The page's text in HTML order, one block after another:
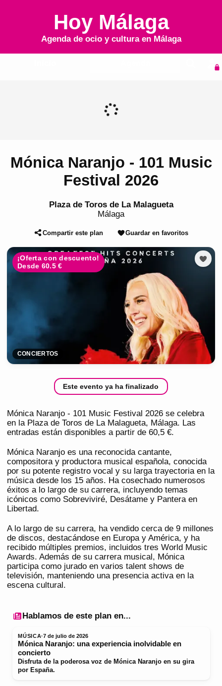
Hoy Málaga
Agenda de ocio y cultura en Málaga
Mónica Naranjo - 101 Music
Festival 2026
Plaza de Toros de La Malagueta
Málaga
Compartir este plan Guardar en favoritos
¡Oferta con descuento!
Desde 60.5 €
CONCIERTOS
Este evento ya ha finalizado
Mónica Naranjo - 101 Music Festival 2026 se celebra
en la Plaza de Toros de La Malagueta, Málaga. Las
entradas están disponibles a partir de 60,5 €.
Mónica Naranjo es una reconocida cantante,
compositora y productora musical española, conocida
por su potente registro vocal y su larga trayectoria en la
música desde los 15 años. Ha cosechado numerosos
éxitos a lo largo de su carrera, incluyendo temas
icónicos como Sobreviviré, Desátame y Pantera en
Libertad.
A lo largo de su carrera, ha vendido cerca de 9 millones
de discos, destacándose en Europa y América, y ha
recibido múltiples premios, incluidos tres World Music
Awards. Además de su carrera musical, Mónica
participa como jurado en varios talent shows de
televisión, manteniendo una presencia activa en la
escena cultural.
Hablamos de este plan en...
MÚSICA·7 de julio de 2026
Mónica Naranjo: una experiencia inolvidable en
concierto
Disfruta de la poderosa voz de Mónica Naranjo en su gira
por España.